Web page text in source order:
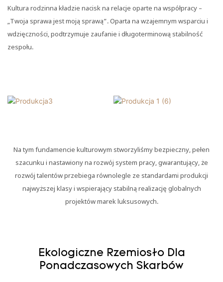
Kultura rodzinna kładzie nacisk na relacje oparte na współpracy –
„Twoja sprawa jest moją sprawą”. Oparta na wzajemnym wsparciu i
wdzięczności, podtrzymuje zaufanie i długoterminową stabilność
zespołu.
Na tym fundamencie kulturowym stworzyliśmy bezpieczny, pełen
szacunku i nastawiony na rozwój system pracy, gwarantujący, że
rozwój talentów przebiega równolegle ze standardami produkcji
najwyższej klasy i wspierający stabilną realizację globalnych
projektów marek luksusowych.
Ekologiczne Rzemiosło Dla
Ponadczasowych Skarbów